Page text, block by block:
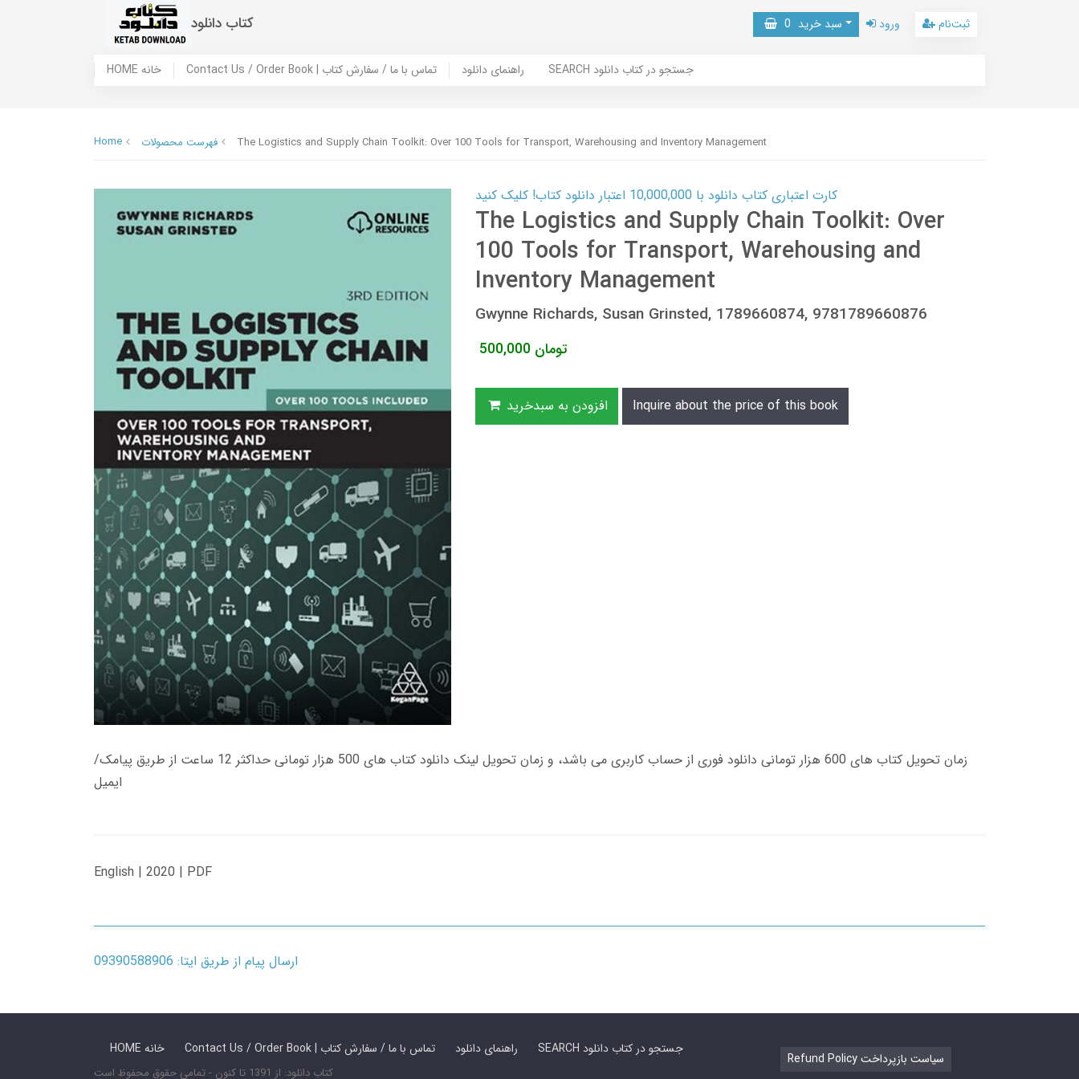
کتاب دانلود سبد خرید 0 ورود ثبت‌نام
HOME خانه Contact Us / Order Book | تماس با ما / سفارش کتاب راهنمای دانلود SEARCH جستجو در کتاب دانلود
Home فهرست محصولات The Logistics and Supply Chain Toolkit: Over 100 Tools for Transport, Warehousing and Inventory Management
کارت اعتباری کتاب دانلود با 10,000,000 اعتبار دانلود کتاب! کلیک کنید
The Logistics and Supply Chain Toolkit: Over
100 Tools for Transport, Warehousing and
Inventory Management
Gwynne Richards, Susan Grinsted, 1789660874, 9781789660876
500,000 تومان
افزودن به سبدخرید Inquire about the price of this book
زمان تحویل کتاب های 600 هزار تومانی دانلود فوری از حساب کاربری می باشد، و زمان تحویل لینک دانلود کتاب های 500 هزار تومانی حداکثر 12 ساعت از طریق پیامک/
ایمیل
English | 2020 | PDF
ارسال پیام از طریق ایتا: 09390588906
HOME خانه Contact Us / Order Book | تماس با ما / سفارش کتاب راهنمای دانلود SEARCH جستجو در کتاب دانلود
کتاب دانلود: از 1391 تا کنون - تمامی حقوق محفوظ است
Refund Policy سیاست بازپرداخت